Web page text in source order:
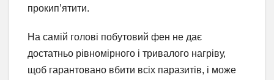
прокип’ятити.
На самій голові побутовий фен не дає
достатньо рівномірного і тривалого нагріву,
щоб гарантовано вбити всіх паразитів, і може